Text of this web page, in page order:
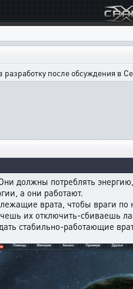
после обсуждения в
должны потреблять
а они работают.
врата, чтобы враги
их отключить-сбиваешь
стабильно-работающие